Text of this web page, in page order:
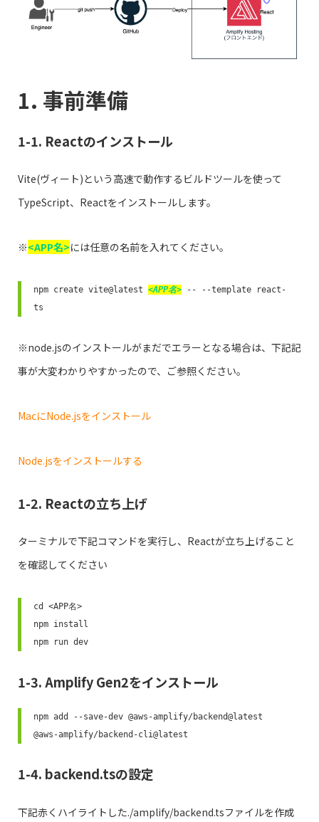
1. 事前準備
1-1. Reactのインストール
Vite(ヴィート)という高速で動作するビルドツールを使って
TypeScript、Reactをインストールします。
※<APP名>には任意の名前を入れてください。
npm create vite@latest <APP名> -- --template react-
※node.jsのインストールがまだでエラーとなる場合は、下記記
事が大変わかりやすかったので、ご参照ください。
MacにNode.jsをインストール
Node.jsをインストールする
1-2. Reactの立ち上げ
ターミナルで下記コマンドを実行し、Reactが立ち上げること
を確認してください
cd <APP名>
npm install
npm run dev
1-3. Amplify Gen2をインストール
npm add --save-dev @aws-amplify/backend@latest
@aws-amplify/backend-cli@latest
1-4. backend.tsの設定
下記赤くハイライトした./amplify/backend.tsファイルを作成